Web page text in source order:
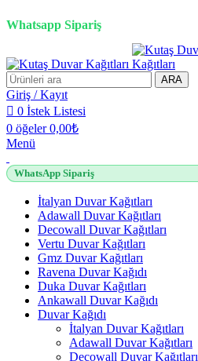
Whatsapp Sipariş
ARA
Giriş / Kayıt
0 İstek Listesi
0 öğeler 0,00₺
Menü
WhatsApp Sipariş
İtalyan Duvar Kağıtları
Adawall Duvar Kağıtları
Decowall Duvar Kağıtları
Vertu Duvar Kağıtları
Gmz Duvar Kağıtları
Ravena Duvar Kağıdı
Duka Duvar Kağıtları
Ankawall Duvar Kağıdı
Duvar Kağıdı
İtalyan Duvar Kağıtları
Adawall Duvar Kağıtları
Decowall Duvar Kağıtları